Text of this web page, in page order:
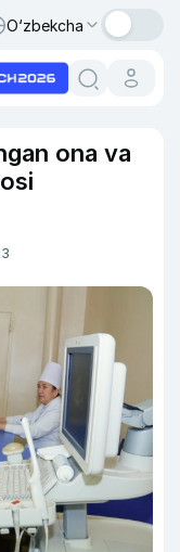
O‘zbekcha
ona va